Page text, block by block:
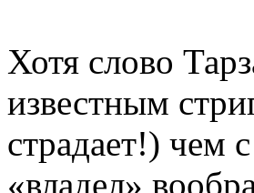
Хотя слово
известным
страдает!) чем
«владел»